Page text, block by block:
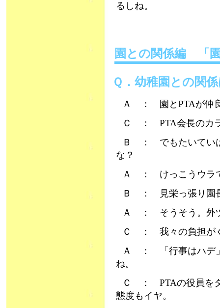
るしね。
園との関係編 「
Ｑ．幼稚園との関
Ａ ： 園とPTAが仲
Ｃ ： PTA会長のカ
Ｂ ： でもたいてい
な？
Ａ ： けっこうウラ
Ｂ ： 見栄っ張り園
Ａ ： そうそう。外
Ｃ ： 我々の負担が
Ａ ： 「行事はハデ
ね。
Ｃ ： PTAの役員を
態度もイヤ。